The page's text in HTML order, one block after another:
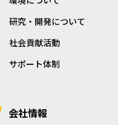
研究・開発について
社会貢献活動
サポート体制
会社情報